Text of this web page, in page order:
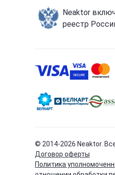
Neaktor
реестр
© 2014-2026 Neaktor.
Договор оферты
Политика